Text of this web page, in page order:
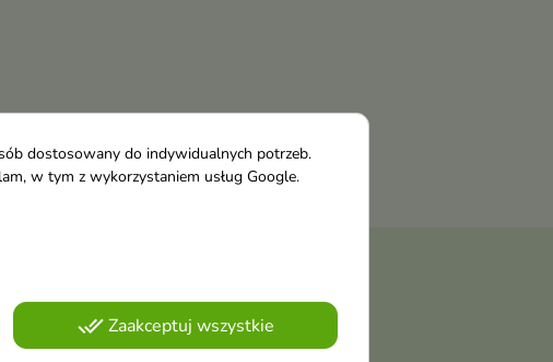
celu należy odnaleźć szczegóły w
dostosowany do indywidualnych potrzeb.
w tym z wykorzystaniem usług Google.
done_allZaakceptuj wszystkie